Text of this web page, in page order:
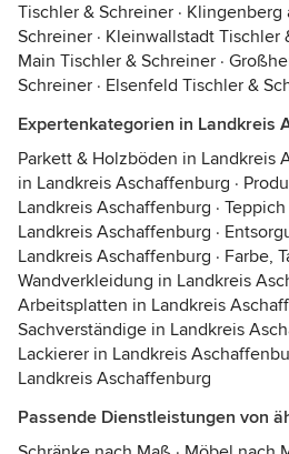
Tischler & Schreiner · Klingenberg
Schreiner · Kleinwallstadt Tischler
Main Tischler & Schreiner ·
Schreiner · Elsenfeld Tischler &
Expertenkategorien in Landkreis
Parkett & Holzböden in Landkreis
in Landkreis Aschaffenburg ·
Landkreis Aschaffenburg ·
Landkreis Aschaffenburg ·
Landkreis Aschaffenburg · Farbe,
Wandverkleidung in Landkreis
Arbeitsplatten in Landkreis
Sachverständige in Landkreis
Lackierer in Landkreis
Landkreis Aschaffenburg
Passende Dienstleistungen von